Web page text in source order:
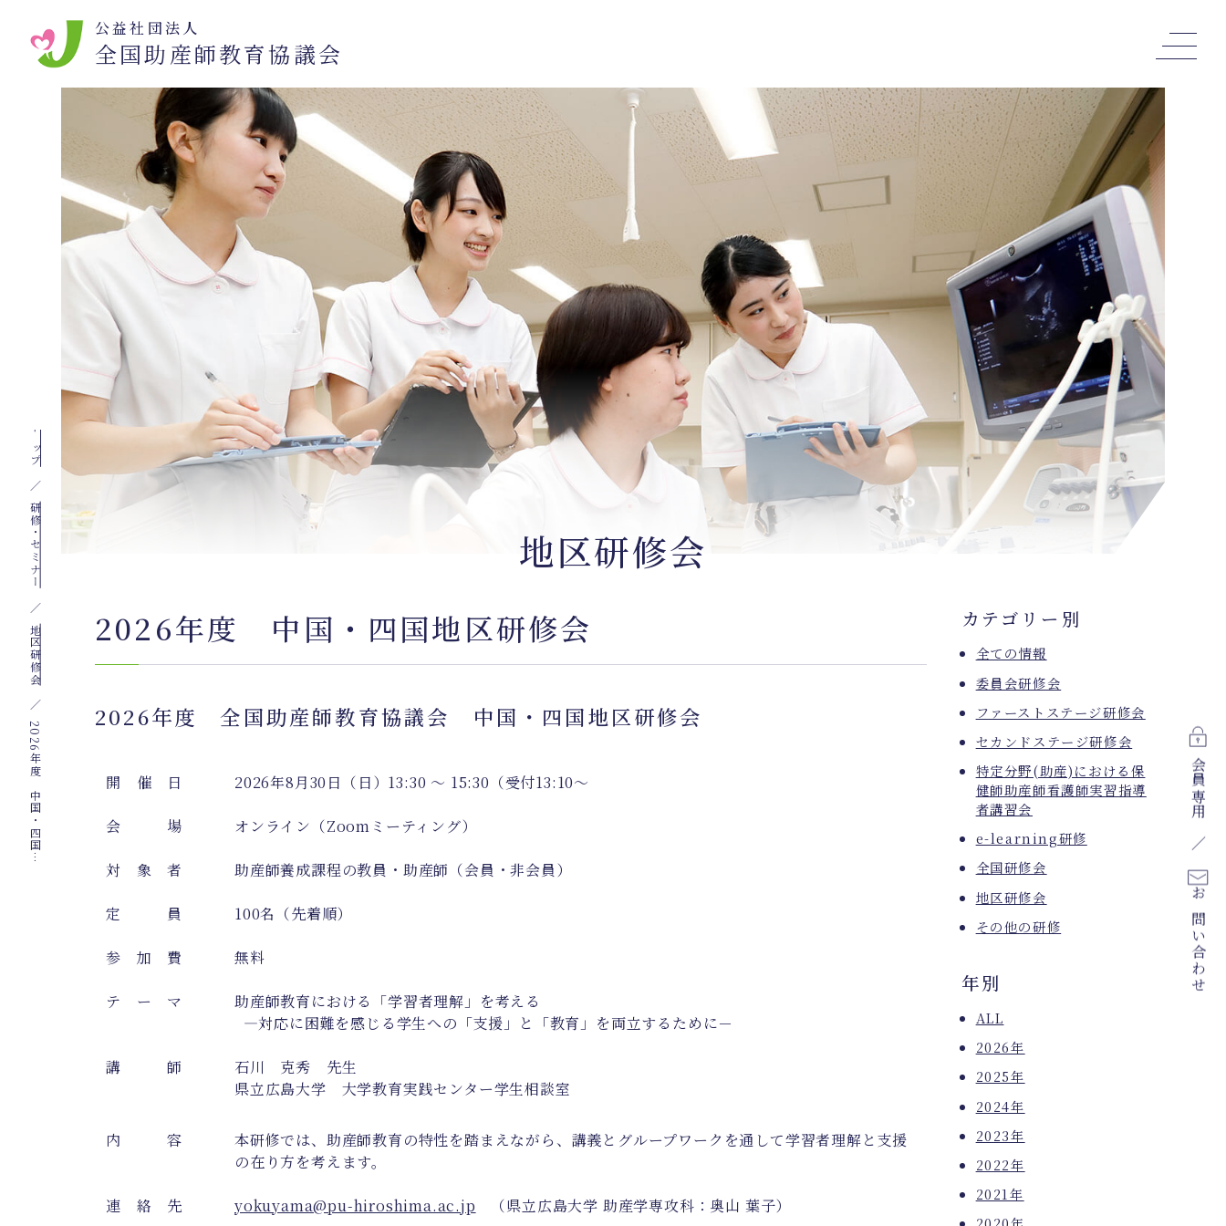
公益社団法人
全国助産師教育協議会
会員専用
お問い合わせ
地区研修会
トップ
研修・セミナー
地区研修会
2
0
2
6
年
度
中
国
・
四
国
地
区
研
修
会
2026年度 中国・四国地区研修会
2026年度 全国助産師教育協議会 中国・四国地区研修会
開 催 日 2026年8月30日（日）13:30 〜 15:30（受付13:10～
会 場 オンライン（Zoomミーティング）
対 象 者 助産師養成課程の教員・助産師（会員・非会員）
定 員 100名（先着順）
参 加 費 無料
テ ー マ
助産師教育における「学習者理解」を考える
―対応に困難を感じる学生への「支援」と「教育」を両立するために－
講 師
石川 克秀 先生
県立広島大学 大学教育実践センター学生相談室
内 容
本研修では、助産師教育の特性を踏まえながら、講義とグループワークを通して学習者理解と支援
の在り方を考えます。
連 絡 先 yokuyama@pu-hiroshima.ac.jp （県立広島大学 助産学専攻科：奥山 葉子）
カテゴリー別
全ての情報
委員会研修会
ファーストステージ研修会
セカンドステージ研修会
特定分野(助産)における保
健師助産師看護師実習指導
者講習会
e-learning研修
全国研修会
地区研修会
その他の研修
年別
ALL
2026年
2025年
2024年
2023年
2022年
2021年